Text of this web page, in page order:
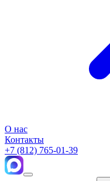
О нас
Контакты
+7 (812) 765-01-39